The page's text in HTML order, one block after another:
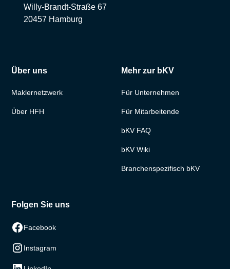
Willy-Brandt-Straße 67
20457 Hamburg
Über uns
Maklernetzwerk
Über HFH
Mehr zur bKV
Für Unternehmen
Für Mitarbeitende
bKV FAQ
bKV Wiki
Branchenspezifisch bKV
Folgen Sie uns
Facebook
Instagram